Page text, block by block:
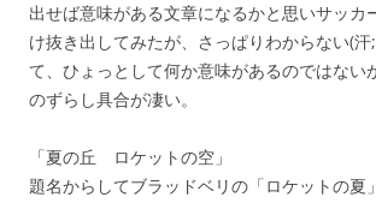
出せば意味がある文章になるかと思いサッカ
け抜き出してみたが、さっぱりわからない(汗
て、ひょっとして何か意味があるのではない
のずらし具合が凄い。
「夏の丘 ロケットの空」
題名からしてブラッドベリの「ロケットの夏